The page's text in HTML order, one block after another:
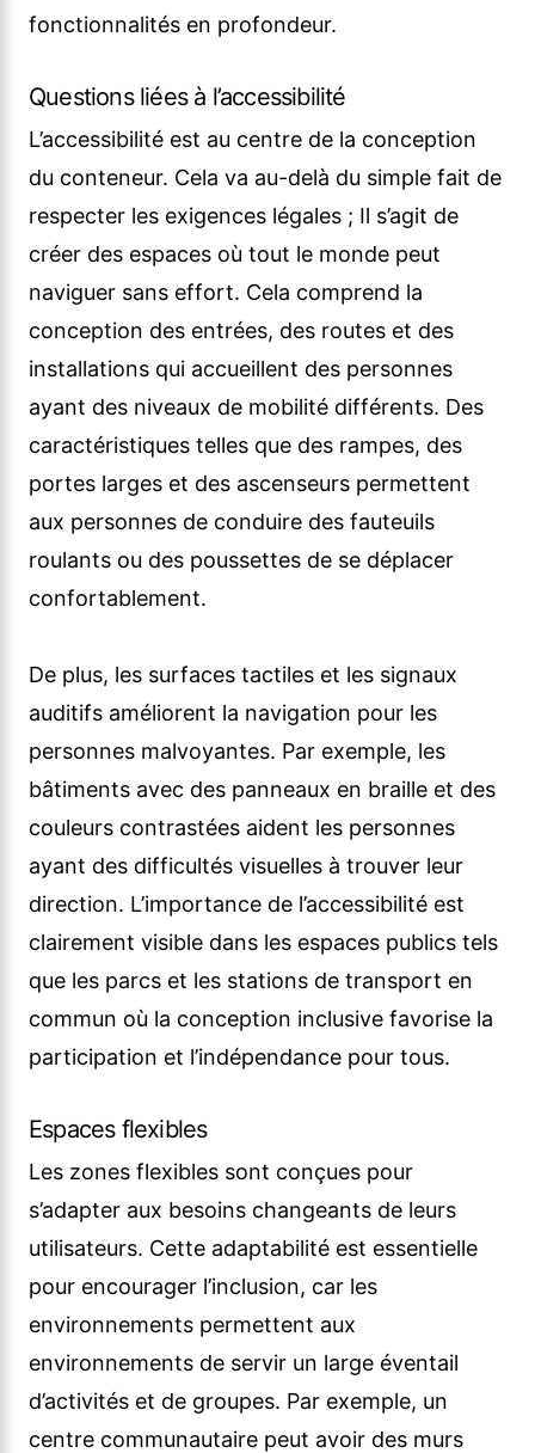
fonctionnalités en profondeur.
Questions liées à l’accessibilité
L’accessibilité est au centre de la conception
du conteneur. Cela va au-delà du simple fait de
respecter les exigences légales ; Il s’agit de
créer des espaces où tout le monde peut
naviguer sans effort. Cela comprend la
conception des entrées, des routes et des
installations qui accueillent des personnes
ayant des niveaux de mobilité différents. Des
caractéristiques telles que des rampes, des
portes larges et des ascenseurs permettent
aux personnes de conduire des fauteuils
roulants ou des poussettes de se déplacer
confortablement.
De plus, les surfaces tactiles et les signaux
auditifs améliorent la navigation pour les
personnes malvoyantes. Par exemple, les
bâtiments avec des panneaux en braille et des
couleurs contrastées aident les personnes
ayant des difficultés visuelles à trouver leur
direction. L’importance de l’accessibilité est
clairement visible dans les espaces publics tels
que les parcs et les stations de transport en
commun où la conception inclusive favorise la
participation et l’indépendance pour tous.
Espaces flexibles
Les zones flexibles sont conçues pour
s’adapter aux besoins changeants de leurs
utilisateurs. Cette adaptabilité est essentielle
pour encourager l’inclusion, car les
environnements permettent aux
environnements de servir un large éventail
d’activités et de groupes. Par exemple, un
centre communautaire peut avoir des murs